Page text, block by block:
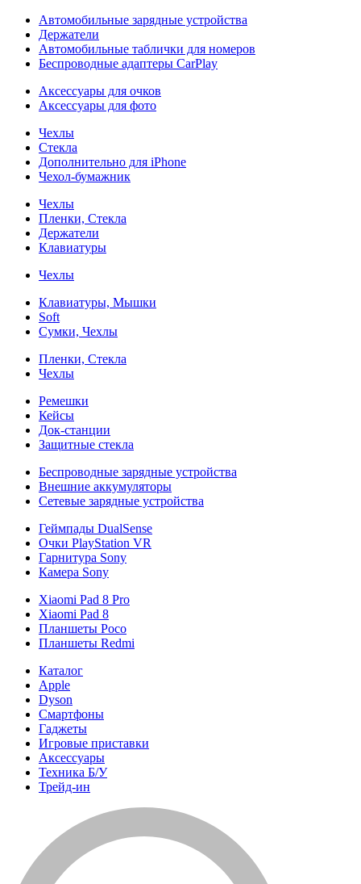
Автомобильные зарядные устройства
Держатели
Автомобильные таблички для номеров
Беспроводные адаптеры CarPlay
Аксессуары для очков
Аксессуары для фото
Чехлы
Стекла
Дополнительно для iPhone
Чехол-бумажник
Чехлы
Пленки, Стекла
Держатели
Клавиатуры
Чехлы
Клавиатуры, Мышки
Soft
Сумки, Чехлы
Пленки, Стекла
Чехлы
Ремешки
Кейсы
Док-станции
Защитные стекла
Беспроводные зарядные устройства
Внешние аккумуляторы
Сетевые зарядные устройства
Геймпады DualSense
Очки PlayStation VR
Гарнитура Sony
Камера Sony
Xiaomi Pad 8 Pro
Xiaomi Pad 8
Планшеты Poco
Планшеты Redmi
Каталог
Apple
Dyson
Смартфоны
Гаджеты
Игровые приставки
Аксессуары
Техника Б/У
Трейд-ин